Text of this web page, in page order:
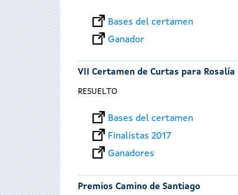
Bases del certamen
Ganador
VII Certamen de Curtas para Rosalía
RESUELTO
Bases del certamen
Finalistas 2017
Ganadores
Premios Camino de Santiago